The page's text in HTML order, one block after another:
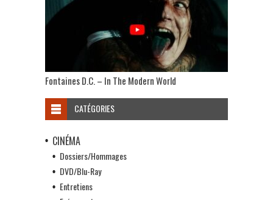
Fontaines D.C. – In The Modern World
CATÉGORIES
CINÉMA
Dossiers/Hommages
DVD/Blu-Ray
Entretiens